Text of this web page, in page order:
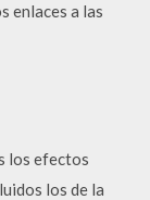
enlaces a las
los efectos
los de la